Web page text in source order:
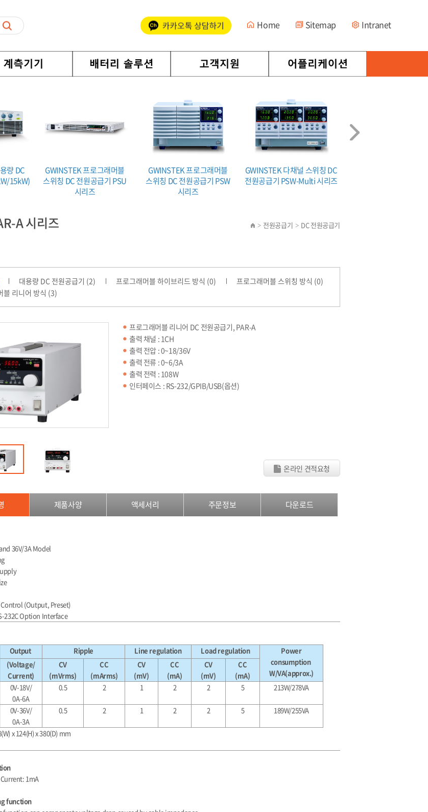
Home Sitemap Intranet
량 DC
15kW)
GWINSTEK 프로그래머블
스위칭 DC 전원공급기 PSU
시리즈
GWINSTEK 프로그래머블
스위칭 DC 전원공급기 PSW
시리즈
GWINSTEK 다채널 스위칭 DC
전원공급기 PSW-Multi 시리즈
> 전원공급기 > DC 전원공급기
A 시리즈
대용량 DC 전원공급기 (2) 프로그래머블 하이브리드 방식 (0)
프로그래머블 스위칭 방식 (0)
블 리니어 방식 (3)
프로그래머블 리니어 DC 전원공급기, PAR-A
출력 채널 : 1CH
출력 전압 : 0~18/36V
출력 전류 : 0~6/3A
출력 전력 : 108W
인터페이스 : RS-232/GPIB/USB(옵션)
온라인 견적요청
제품사양 액세서리 주문정보 다운로드
36V/3A Model
(Output, Preset)
232C Option Interface
Output Ripple Line regulation Load regulation
Power
consumption
W/VA(approx.)
(Voltage/
Current)
CV
(mVrms)
CC
(mArms)
CV
(mV)
CC
(mA)
CV
(mV)
CC
(mA)
0V-18V/
0A-6A
0.5 2 1 2 2 5 213W/278VA
0V-36V/
0A-3A
0.5 2 1 2 2 5 189W/255VA
x 124(H) x 380(D) mm
1mA
function